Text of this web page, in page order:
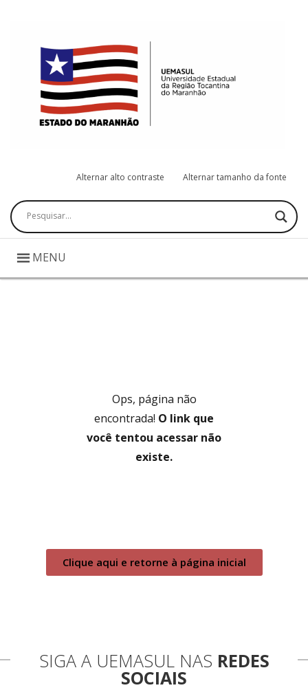
Alternar alto contraste Alternar tamanho da fonte
Pesquisar
MENU
Ops, página não
encontrada! O link que
você tentou acessar não
existe.
Clique aqui e retorne à página inicial
SIGA A UEMASUL NAS REDES
SOCIAIS